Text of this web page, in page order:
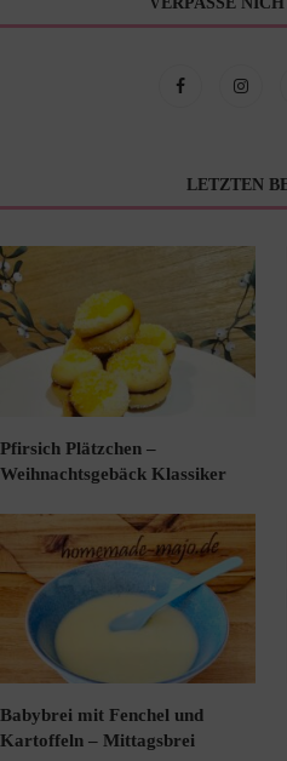
LETZTEN
Pfirsich Plätzchen –
Weihnachtsgebäck Klassiker
Babybrei mit Fenchel und
Kartoffeln – Mittagsbrei